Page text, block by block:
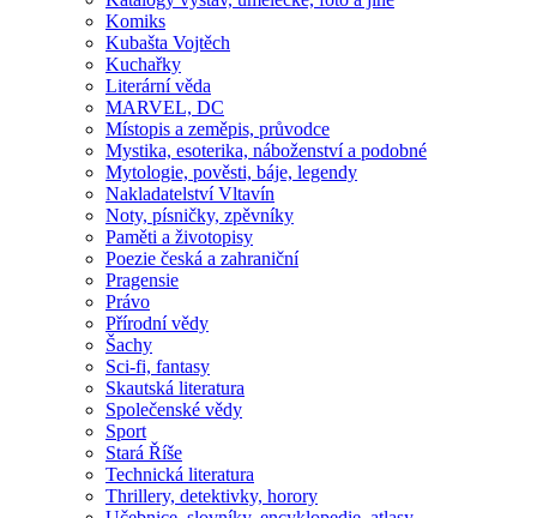
Komiks
Kubašta Vojtěch
Kuchařky
Literární věda
MARVEL, DC
Místopis a zeměpis, průvodce
Mystika, esoterika, náboženství a podobné
Mytologie, pověsti, báje, legendy
Nakladatelství Vltavín
Noty, písničky, zpěvníky
Paměti a životopisy
Poezie česká a zahraniční
Pragensie
Právo
Přírodní vědy
Šachy
Sci-fi, fantasy
Skautská literatura
Společenské vědy
Sport
Stará Říše
Technická literatura
Thrillery, detektivky, horory